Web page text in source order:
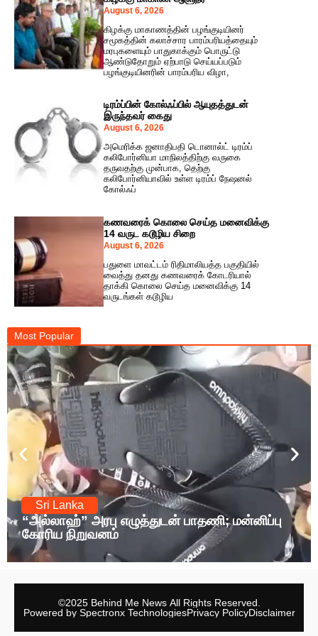
August 6, 2026
கிழக்கு மாகாணத்தின் பழங்குடியினர்
சமூகத்தின் கலாச்சார பாரம்பரியத்தையும்
மரபுகளையும் பாதுகாக்கும் பொருட்டு
ஆண்டுதோறும் ஏற்பாடு செய்யப்படும்
பழங்குடியினரின் பாரம்பரிய விழா,
டிரம்ப்பின் கோல்ஃப்பில் ஆயுதத்துடன்
இருந்தவர் கைது
August 6, 2026
அமெரிக்க ஜனாதிபதி டொனால்ட் டிரம்ப்
கலிபோர்னியா மாநிலத்திற்கு வருகை
தருவதற்கு முன்பாக, தெற்கு
கலிபோர்னியாவில் உள்ள டிரம்ப் நேஷனல்
கோல்ஃப்
கணவரைக் கொலை செய்த மனைவிக்கு
14 வருட கடூழிய சிறை
August 6, 2026
பதுளை மாவட்டம் ரிதிமாலியத்த பகுதியில்
வைத்து தனது கணவரைக் கோடரியால்
தாக்கி கொலை செய்த மனைவிக்கு 14
வருடங்கள் கடூழிய
Most Popular
மன்னிப்பு
Sri Lanka
சக மாணவர்களுக்கு கஞ்சா
அபராதம்
©2025 Behind Me News All Rights Reserved.
Powered by Spectronx TechnologiesPrivacy PolicyDisclaimer